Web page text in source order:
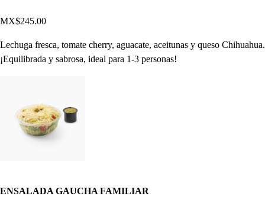
MX$245.00
Lechuga fresca, tomate cherry, aguacate, aceitunas y queso Chihuahua.
¡Equilibrada y sabrosa, ideal para 1-3 personas!
ENSALADA GAUCHA FAMILIAR